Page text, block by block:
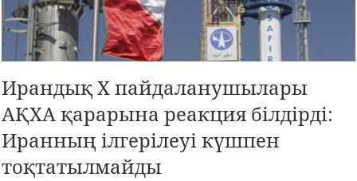
Ирандық X пайдаланушылары
АҚХА қарарына реакция білдірді:
Иранның ілгерілеуі күшпен
тоқтатылмайды